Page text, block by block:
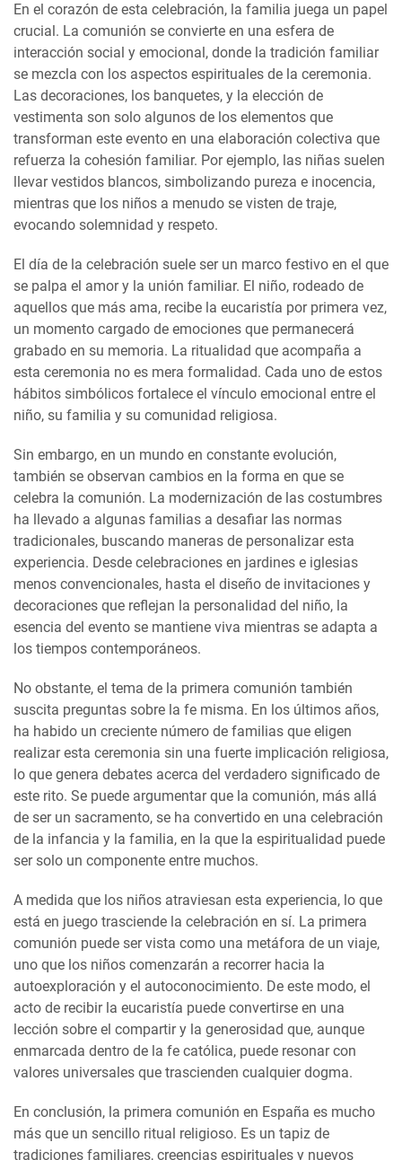
En el corazón de esta celebración, la familia juega un papel
crucial. La comunión se convierte en una esfera de
interacción social y emocional, donde la tradición familiar
se mezcla con los aspectos espirituales de la ceremonia.
Las decoraciones, los banquetes, y la elección de
vestimenta son solo algunos de los elementos que
transforman este evento en una elaboración colectiva que
refuerza la cohesión familiar. Por ejemplo, las niñas suelen
llevar vestidos blancos, simbolizando pureza e inocencia,
mientras que los niños a menudo se visten de traje,
evocando solemnidad y respeto.
El día de la celebración suele ser un marco festivo en el que
se palpa el amor y la unión familiar. El niño, rodeado de
aquellos que más ama, recibe la eucaristía por primera vez,
un momento cargado de emociones que permanecerá
grabado en su memoria. La ritualidad que acompaña a
esta ceremonia no es mera formalidad. Cada uno de estos
hábitos simbólicos fortalece el vínculo emocional entre el
niño, su familia y su comunidad religiosa.
Sin embargo, en un mundo en constante evolución,
también se observan cambios en la forma en que se
celebra la comunión. La modernización de las costumbres
ha llevado a algunas familias a desafiar las normas
tradicionales, buscando maneras de personalizar esta
experiencia. Desde celebraciones en jardines e iglesias
menos convencionales, hasta el diseño de invitaciones y
decoraciones que reflejan la personalidad del niño, la
esencia del evento se mantiene viva mientras se adapta a
los tiempos contemporáneos.
No obstante, el tema de la primera comunión también
suscita preguntas sobre la fe misma. En los últimos años,
ha habido un creciente número de familias que eligen
realizar esta ceremonia sin una fuerte implicación religiosa,
lo que genera debates acerca del verdadero significado de
este rito. Se puede argumentar que la comunión, más allá
de ser un sacramento, se ha convertido en una celebración
de la infancia y la familia, en la que la espiritualidad puede
ser solo un componente entre muchos.
A medida que los niños atraviesan esta experiencia, lo que
está en juego trasciende la celebración en sí. La primera
comunión puede ser vista como una metáfora de un viaje,
uno que los niños comenzarán a recorrer hacia la
autoexploración y el autoconocimiento. De este modo, el
acto de recibir la eucaristía puede convertirse en una
lección sobre el compartir y la generosidad que, aunque
enmarcada dentro de la fe católica, puede resonar con
valores universales que trascienden cualquier dogma.
En conclusión, la primera comunión en España es mucho
más que un sencillo ritual religioso. Es un tapiz de
tradiciones familiares, creencias espirituales y nuevos